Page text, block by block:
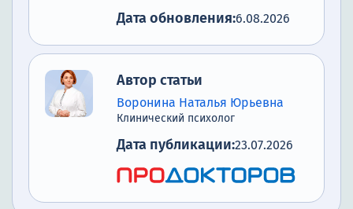
Дата обновления:6.08.2026
Автор статьи
Воронина Наталья Юрьевна
Клинический психолог
Дата публикации:23.07.2026